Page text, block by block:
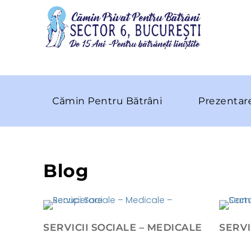
Cămin Pentru Bătrâni
Blog
SERVICII SOCIALE – MEDICALE